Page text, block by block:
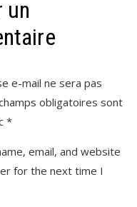
un
e-mail ne sera pas
obligatoires sont
*
email, and website
for the next time I